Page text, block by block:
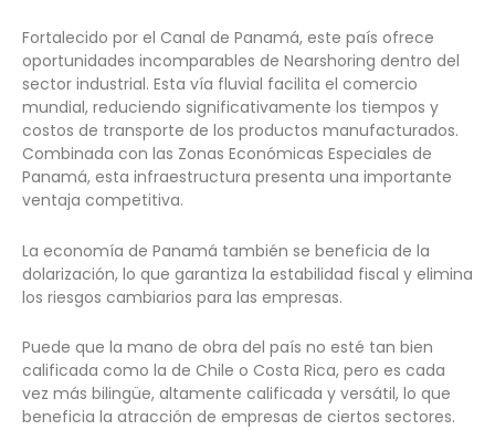
Fortalecido por el Canal de Panamá, este país ofrece
oportunidades incomparables de Nearshoring dentro del
sector industrial. Esta vía fluvial facilita el comercio
mundial, reduciendo significativamente los tiempos y
costos de transporte de los productos manufacturados.
Combinada con las Zonas Económicas Especiales de
Panamá, esta infraestructura presenta una importante
ventaja competitiva.
La economía de Panamá también se beneficia de la
dolarización, lo que garantiza la estabilidad fiscal y elimina
los riesgos cambiarios para las empresas.
Puede que la mano de obra del país no esté tan bien
calificada como la de Chile o Costa Rica, pero es cada
vez más bilingüe, altamente calificada y versátil, lo que
beneficia la atracción de empresas de ciertos sectores.